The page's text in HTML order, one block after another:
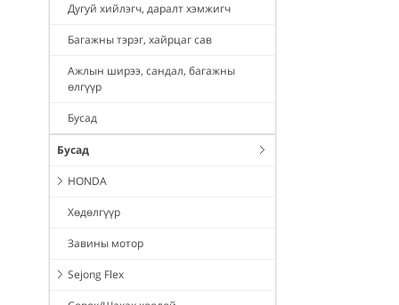
Дугуй хийлэгч, даралт хэмжигч
Багажны тэрэг, хайрцаг сав
Ажлын ширээ, сандал, багажны
өлгүүр
Бусад
Бусад
HONDA
Хөдөлгүүр
Завины мотор
Sejong Flex